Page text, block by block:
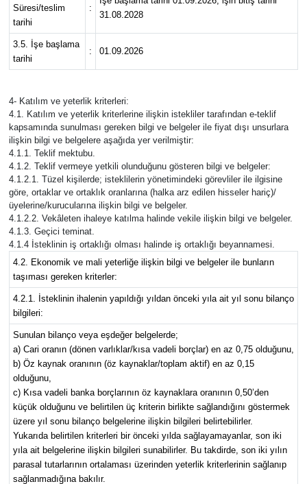
Süresi/teslim
tarihi
:
31.08.2028
3.5. İşe başlama
tarihi
: 01.09.2026
4- Katılım ve yeterlik kriterleri:
4.1. Katılım ve yeterlik kriterlerine ilişkin istekliler tarafından e-teklif
kapsamında sunulması gereken bilgi ve belgeler ile fiyat dışı unsurlara
ilişkin bilgi ve belgelere aşağıda yer verilmiştir:
4.1.1. Teklif mektubu.
4.1.2. Teklif vermeye yetkili olunduğunu gösteren bilgi ve belgeler:
4.1.2.1. Tüzel kişilerde; isteklilerin yönetimindeki görevliler ile ilgisine
göre, ortaklar ve ortaklık oranlarına (halka arz edilen hisseler hariç)/
üyelerine/kurucularına ilişkin bilgi ve belgeler.
4.1.2.2. Vekâleten ihaleye katılma halinde vekile ilişkin bilgi ve belgeler.
4.1.3. Geçici teminat.
4.1.4 İsteklinin iş ortaklığı olması halinde iş ortaklığı beyannamesi.
4.2. Ekonomik ve mali yeterliğe ilişkin bilgi ve belgeler ile bunların
taşıması gereken kriterler:
4.2.1. İsteklinin ihalenin yapıldığı yıldan önceki yıla ait yıl sonu bilanço
bilgileri:
Sunulan bilanço veya eşdeğer belgelerde;
a) Cari oranın (dönen varlıklar/kısa vadeli borçlar) en az 0,75 olduğunu,
b) Öz kaynak oranının (öz kaynaklar/toplam aktif) en az 0,15
olduğunu,
c) Kısa vadeli banka borçlarının öz kaynaklara oranının 0,50’den
küçük olduğunu ve belirtilen üç kriterin birlikte sağlandığını göstermek
üzere yıl sonu bilanço belgelerine ilişkin bilgileri belirtebilirler.
Yukarıda belirtilen kriterleri bir önceki yılda sağlayamayanlar, son iki
yıla ait belgelerine ilişkin bilgileri sunabilirler. Bu takdirde, son iki yılın
parasal tutarlarının ortalaması üzerinden yeterlik kriterlerinin sağlanıp
sağlanmadığına bakılır.